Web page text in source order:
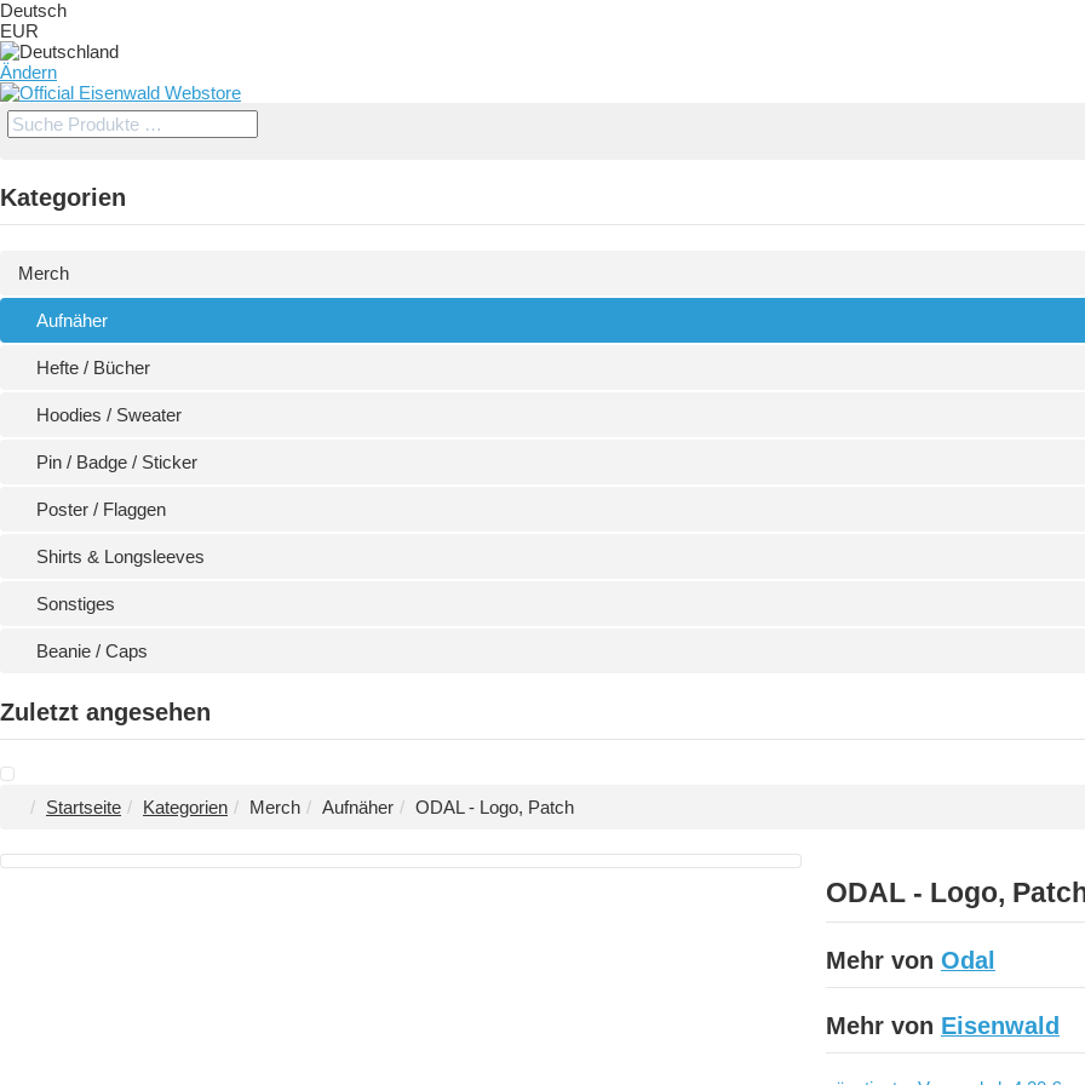
Deutsch
EUR
Ändern
Kategorien
Merch
Aufnäher
Hefte / Bücher
Hoodies / Sweater
Pin / Badge / Sticker
Poster / Flaggen
Shirts & Longsleeves
Sonstiges
Beanie / Caps
Zuletzt angesehen
Startseite Kategorien Merch Aufnäher ODAL - Logo, Patch
ODAL - Logo,
Mehr von Odal
Mehr von Eisenwald